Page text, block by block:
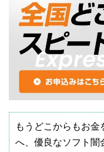
もうどこからもお
へ、優良なソフト闇